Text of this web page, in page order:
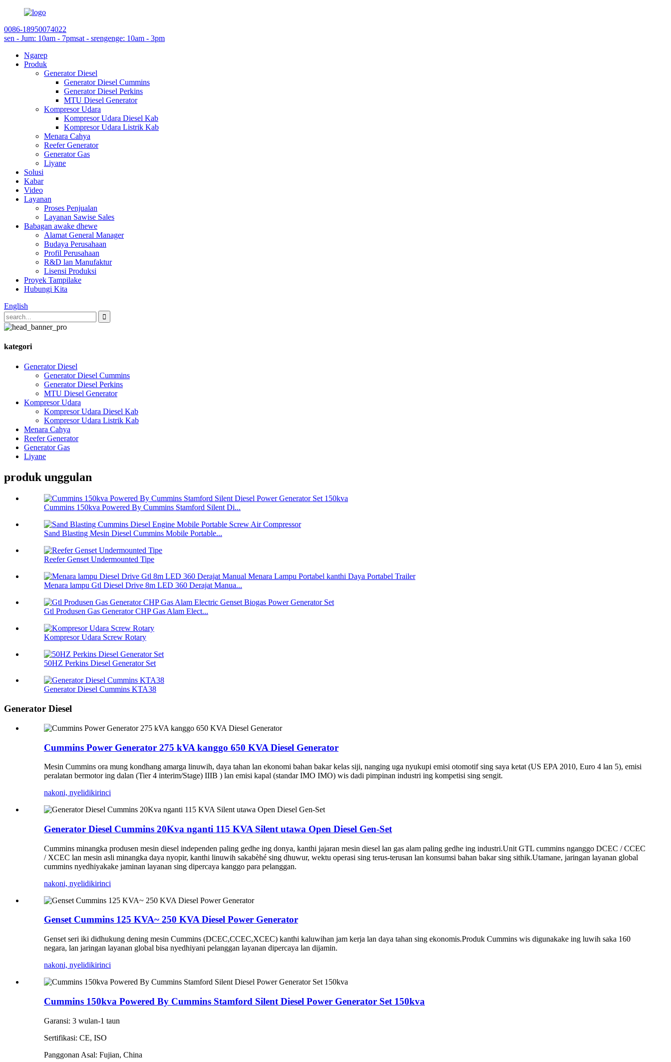
0086-18950074022
sen - Jum: 10am - 7pmsat - srengenge: 10am - 3pm
Ngarep
Produk
Generator Diesel
Generator Diesel Cummins
Generator Diesel Perkins
MTU Diesel Generator
Kompresor Udara
Kompresor Udara Diesel Kab
Kompresor Udara Listrik Kab
Menara Cahya
Reefer Generator
Generator Gas
Liyane
Solusi
Kabar
Video
Layanan
Proses Penjualan
Layanan Sawise Sales
Babagan awake dhewe
Alamat General Manager
Budaya Perusahaan
Profil Perusahaan
R&D lan Manufaktur
Lisensi Produksi
Proyek Tampilake
Hubungi Kita
English
kategori
Generator Diesel
Generator Diesel Cummins
Generator Diesel Perkins
MTU Diesel Generator
Kompresor Udara
Kompresor Udara Diesel Kab
Kompresor Udara Listrik Kab
Menara Cahya
Reefer Generator
Generator Gas
Liyane
produk unggulan
Cummins 150kva Powered By Cummins Stamford Silent Di...
Sand Blasting Mesin Diesel Cummins Mobile Portable...
Reefer Genset Undermounted Tipe
Menara lampu Gtl Diesel Drive 8m LED 360 Derajat Manua...
Gtl Produsen Gas Generator CHP Gas Alam Elect...
Kompresor Udara Screw Rotary
50HZ Perkins Diesel Generator Set
Generator Diesel Cummins KTA38
Generator Diesel
Cummins Power Generator 275 kVA kanggo 650 KVA Diesel Generator
Mesin Cummins ora mung kondhang amarga linuwih, daya tahan lan ekonomi bahan bakar kelas siji, nanging uga nyukupi emisi otomotif sing saya ketat (US EPA 2010, Euro 4 lan 5), emisi
peralatan bermotor ing dalan (Tier 4 interim/Stage) IIIB ) lan emisi kapal (standar IMO IMO) wis dadi pimpinan industri ing kompetisi sing sengit.
nakoni, nyelidikirinci
Generator Diesel Cummins 20Kva nganti 115 KVA Silent utawa Open Diesel Gen-Set
Cummins minangka produsen mesin diesel independen paling gedhe ing donya, kanthi jajaran mesin diesel lan gas alam paling gedhe ing industri.Unit GTL cummins nganggo DCEC / CCEC
/ XCEC lan mesin asli minangka daya nyopir, kanthi linuwih sakabèhé sing dhuwur, wektu operasi sing terus-terusan lan konsumsi bahan bakar sing sithik.Utamane, jaringan layanan global
cummins nyedhiyakake jaminan layanan sing dipercaya kanggo para pelanggan.
nakoni, nyelidikirinci
Genset Cummins 125 KVA~ 250 KVA Diesel Power Generator
Genset seri iki didhukung dening mesin Cummins (DCEC,CCEC,XCEC) kanthi kaluwihan jam kerja lan daya tahan sing ekonomis.Produk Cummins wis digunakake ing luwih saka 160
negara, lan jaringan layanan global bisa nyedhiyani pelanggan layanan dipercaya lan dijamin.
nakoni, nyelidikirinci
Cummins 150kva Powered By Cummins Stamford Silent Diesel Power Generator Set 150kva
Garansi: 3 wulan-1 taun
Sertifikasi: CE, ISO
Panggonan Asal: Fujian, China